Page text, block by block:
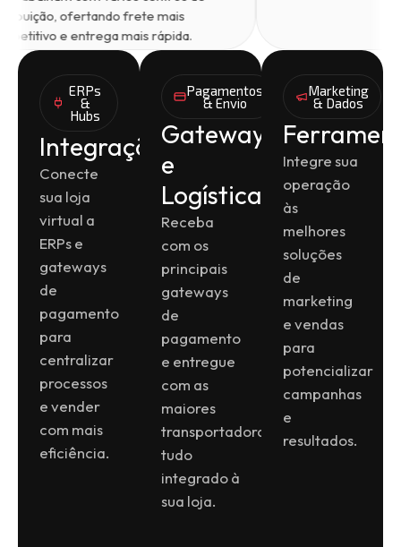
distribuição, ofertando frete mais
competitivo e entrega mais rápida.
ERPs
&
Hubs
Integrações
Conecte
sua loja
virtual a
ERPs e
gateways
de
pagamento
para
centralizar
processos
e vender
com mais
eficiência.
Pagamentos
& Envio
Gateways
e
Logística
Receba
com os
principais
gateways
de
pagamento
e entregue
com as
maiores
transportadoras,
tudo
integrado à
sua loja.
Marketing
& Dados
Integre sua
operação
às
melhores
soluções
de
marketing
e vendas
para
potencializar
campanhas
e
resultados.